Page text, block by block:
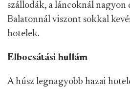
szállodák, a láncoknál nagyon
Balatonnál viszont sokkal
hotelek.
Elbocsátási hullám
A húsz legnagyobb hazai